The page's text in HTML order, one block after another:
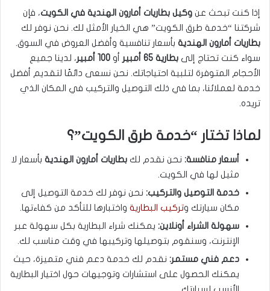
إذا كنت تبحث عن وكيل بطاريات أمارون الهندية في الكويت، فإن
شركتنا “خدمة طرق الكويت” هي الخيار الأمثل لك. نحن نوفر لك
بطاريات أمارون الهندية بأسعار تنافسية وأفضل العروض في السوق.
سواء كنت تحتاج إلى بطارية 65 أمبير أو 100 أمبير
، لدينا جميع
الأحجام المتوفرة لتلبية احتياجاتك. نحن نسعى دائمًا لتقديم أفضل
خدمة لعملائنا، بما في ذلك التوصيل والتركيب في المكان الذي
تريده.
لماذا تختار “خدمة طرق الكويت”؟
أسعار منافسة: نحن نقدم لك بطاريات أمارون الهندية بأسعار لا
مثيل لها في الكويت.
خدمة التوصيل والتركيب: نحن نوفر لك خدمة التوصيل إلى
مكان سيارتك وتركيب البطارية واختبارها للتأكد من كفاءتها.
سهولة الشراء أونلاين: يمكنك شراء البطارية بكل سهولة عبر
الإنترنت، وسنقوم بتوصيلها وتركيبها في وقت مناسب لك.
دعم فني مستمر: نقدم لك خدمة دعم فني متميزة، حيث
يمكنك الحصول على استشارات وتوجيهات حول اختيار البطارية